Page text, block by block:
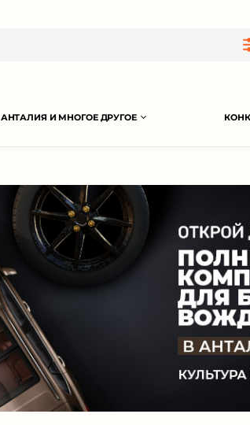
АНТАЛИЯ И МНОГОЕ ДРУГОЕ